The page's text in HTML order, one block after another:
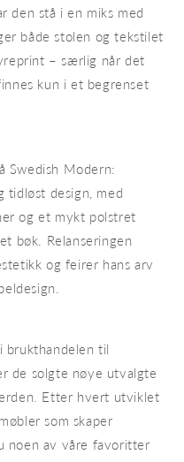
den stå i en miks med
både stolen og tekstilet
– særlig når det
kun i et begrenset
Swedish Modern:
tidløst design, med
og et mykt polstret
bøk. Relanseringen
og feirer hans arv
brukthandelen til
de solgte nøye utvalgte
Etter hvert utviklet
som skaper
noen av våre favoritter